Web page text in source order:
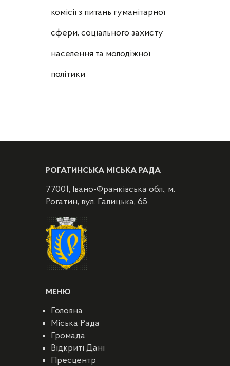
комісії з питань гуманітарної
сфери, соціального захисту
населення та молодіжної
політики
РОГАТИНСЬКА МІСЬКА РАДА
77001, Івано-Франківська обл., м.
Рогатин, вул. Галицька, 65
МЕНЮ
Головна
Міська Рада
Громада
Відкриті Дані
Пресцентр